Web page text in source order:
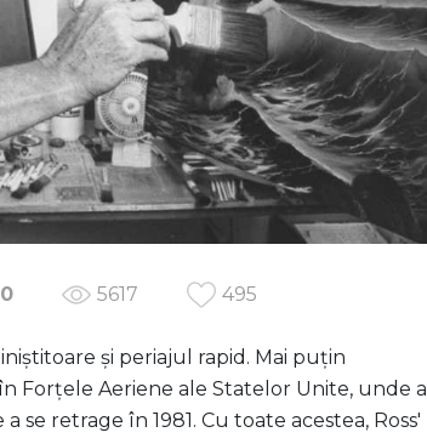
0 5617 495
și periajul rapid. Mai puțin
Forțele Aeriene ale Statelor Unite, unde a
retrage în 1981. Cu toate acestea, Ross'